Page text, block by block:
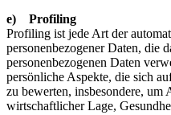
e) Profiling
Profiling ist jede Art der
personenbezogener Daten, die
personenbezogenen Daten
persönliche Aspekte, die sich
zu bewerten, insbesondere, um
wirtschaftlicher Lage,